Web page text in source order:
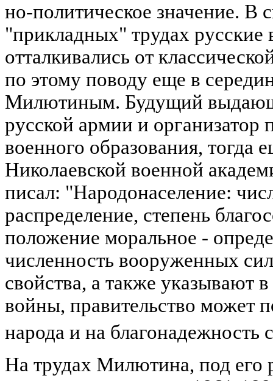
но-политическое значение. В
"прикладных" трудах русские
отталкивались от
по этому поводу еще в
Милютиным. Будущий
русской армии и организатор
военного образования, тогда
Николаевской военной
писал: "Народонаселение:
распределение, степень
положение моральное -
численность вооруженных
свойства, а также указывают
войны, правительство может
народа и на благонадежность
На трудах Милютина, под его